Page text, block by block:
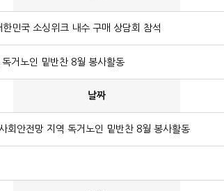
민국 소싱위크 내수 구매 상담회 참석
거노인 밑반찬 8월 봉사활동
날짜
회안전망 지역 독거노인 밑반찬 8월 봉사활동